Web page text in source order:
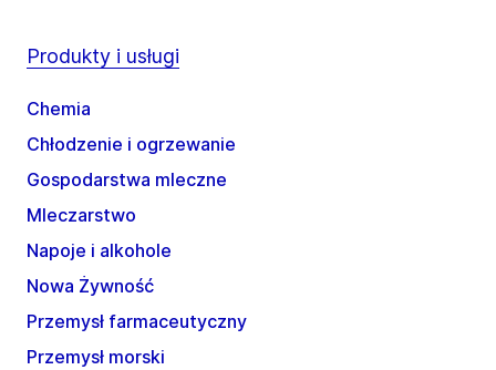
Produkty i usługi
Chemia
Chłodzenie i ogrzewanie
Gospodarstwa mleczne
Mleczarstwo
Napoje i alkohole
Nowa Żywność
Przemysł farmaceutyczny
Przemysł morski